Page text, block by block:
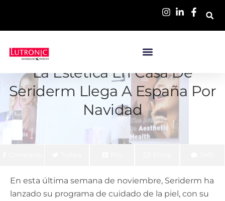
La Estética En Casa De
Seriderm Llega A España Por
Navidad
En esta última semana de noviembre, Seriderm ha
lanzado su programa de cuidado de la piel, con su